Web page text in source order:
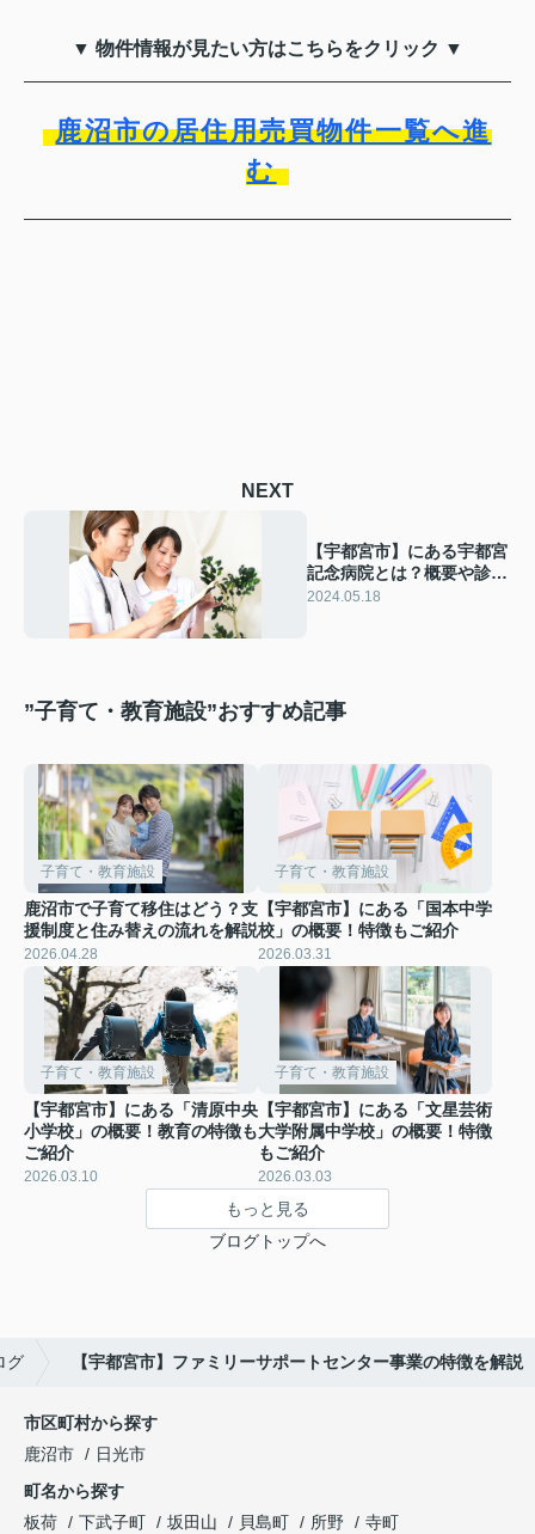
▼ 物件情報が見たい方はこちらをクリック ▼
鹿沼市の居住用売買物件一覧へ進
む
NEXT
【宇都宮市】にある宇都宮
記念病院とは？概要や診療
内容について解説！
2024.05.18
”子育て・教育施設”おすすめ記事
子育て・教育施設
鹿沼市で子育て移住はどう？支
援制度と住み替えの流れを解説
2026.04.28
子育て・教育施設
【宇都宮市】にある「国本中学
校」の概要！特徴もご紹介
2026.03.31
子育て・教育施設
【宇都宮市】にある「清原中央
小学校」の概要！教育の特徴も
ご紹介
2026.03.10
子育て・教育施設
【宇都宮市】にある「文星芸術
大学附属中学校」の概要！特徴
もご紹介
2026.03.03
もっと見る
ブログトップへ
グ 【宇都宮市】ファミリーサポートセンター事業の特徴を解説
市区町村から探す
鹿沼市
日光市
町名から探す
板荷
下武子町 坂田山 貝島町 所野
寺町